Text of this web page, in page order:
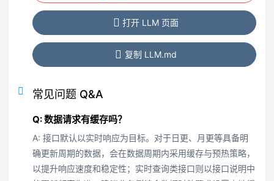
打开 LLM 页面
复制 LLM.md
常见问题 Q&A
Q: 数据请求有缓存吗？
A: 接口默认以实时响应为目标。对于日更、月更等具备明
确更新周期的数据，会在数据周期内采用缓存与预热策略，
以提升响应速度和稳定性；实时查询类接口则以接口说明中